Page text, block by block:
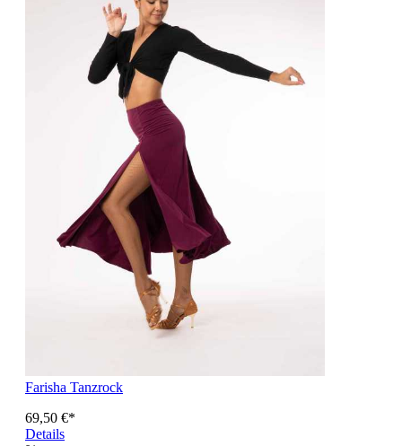
Farisha Tanzrock
69,50 €*
Details